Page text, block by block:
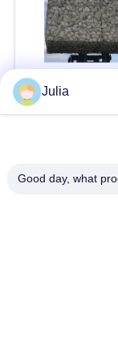
사
이
지방어적인 장벽
Julia
Good day, what